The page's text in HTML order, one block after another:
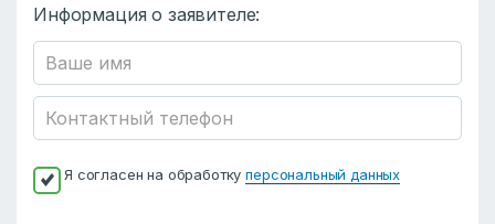
Информация о заявителе:
Я согласен на обработкуперсональный данных